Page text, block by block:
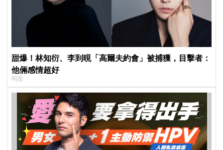
甜爆！林知衍、李到晛「高爾夫約會」被捕獲，目擊者：
他倆感情超好
明星